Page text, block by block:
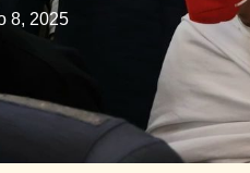
8, 2025